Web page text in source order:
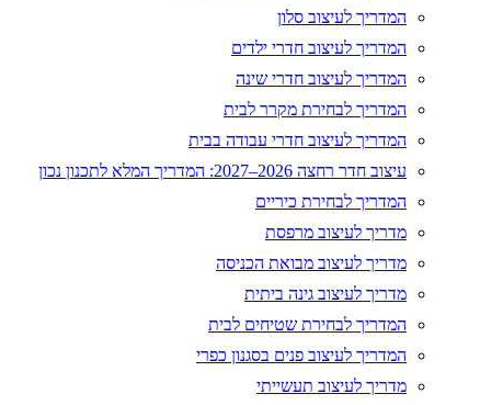
המדריך לעיצוב סלון
המדריך לעיצוב חדרי ילדים
המדריך לעיצוב חדרי שינה
המדריך לבחירת מקרר לבית
המדריך לעיצוב חדרי עבודה בבית
עיצוב חדר רחצה 2026–2027: המדריך המלא לתכנון נכון
המדריך לבחירת כיריים
מדריך לעיצוב מרפסת
מדריך לעיצוב מבואת הכניסה
מדריך לעיצוב גינה ביתית
המדריך לבחירת שטיחים לבית
המדריך לעיצוב פנים בסגנון כפרי
מדריך לעיצוב תעשייתי